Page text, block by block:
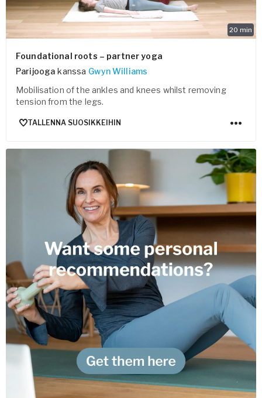
20 min
Foundational roots – partner yoga
Parijooga kanssa Gwyn Williams
Mobilisation of the ankles and knees whilst removing
tension from the legs.
TALLENNA SUOSIKKEIHIN